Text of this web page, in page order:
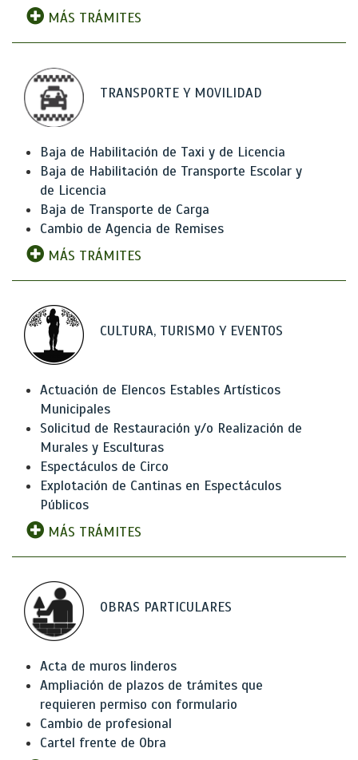
MÁS TRÁMITES
TRANSPORTE Y MOVILIDAD
Baja de Habilitación de Taxi y de Licencia
Baja de Habilitación de Transporte Escolar y
de Licencia
Baja de Transporte de Carga
Cambio de Agencia de Remises
MÁS TRÁMITES
CULTURA, TURISMO Y EVENTOS
Actuación de Elencos Estables Artísticos
Municipales
Solicitud de Restauración y/o Realización de
Murales y Esculturas
Espectáculos de Circo
Explotación de Cantinas en Espectáculos
Públicos
MÁS TRÁMITES
OBRAS PARTICULARES
Acta de muros linderos
Ampliación de plazos de trámites que
requieren permiso con formulario
Cambio de profesional
Cartel frente de Obra